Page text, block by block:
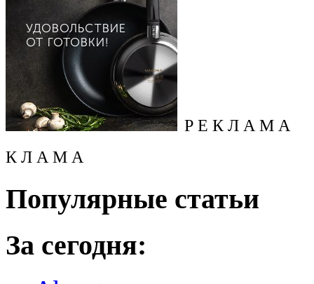
Р Е К Л А М А
К Л А М А
Популярные статьи
За сегодня: